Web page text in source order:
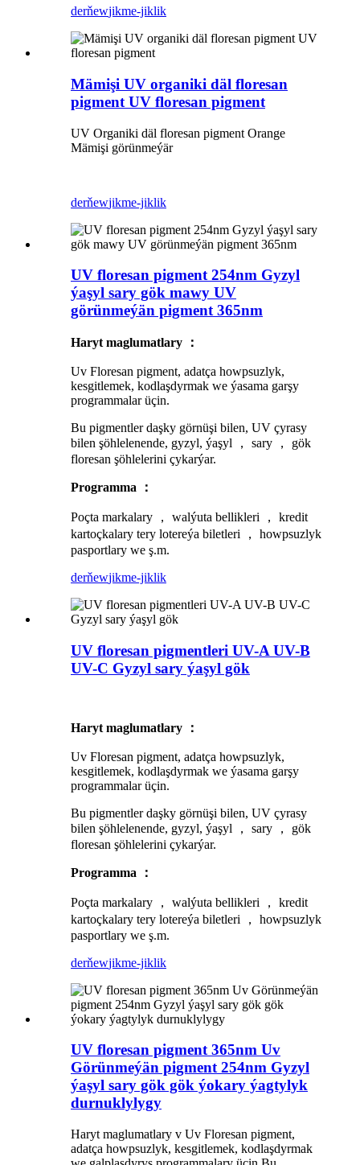
derňewjikme-jiklik
Mämişi UV organiki däl floresan
pigment UV floresan pigment
UV Organiki däl floresan pigment Orange
Mämişi görünmeýär
derňewjikme-jiklik
UV floresan pigment 254nm Gyzyl
ýaşyl sary gök mawy UV
görünmeýän pigment 365nm
Haryt maglumatlary ：
Uv Floresan pigment, adatça howpsuzlyk,
kesgitlemek, kodlaşdyrmak we ýasama garşy
programmalar üçin.
Bu pigmentler daşky görnüşi bilen, UV çyrasy
bilen şöhlelenende, gyzyl, ýaşyl ， sary ， gök
floresan şöhlelerini çykarýar.
Programma ：
Poçta markalary ， walýuta bellikleri ， kredit
kartoçkalary tery lotereýa biletleri ， howpsuzlyk
pasportlary we ş.m.
derňewjikme-jiklik
UV floresan pigmentleri UV-A UV-B
UV-C Gyzyl sary ýaşyl gök
Haryt maglumatlary ：
Uv Floresan pigment, adatça howpsuzlyk,
kesgitlemek, kodlaşdyrmak we ýasama garşy
programmalar üçin.
Bu pigmentler daşky görnüşi bilen, UV çyrasy
bilen şöhlelenende, gyzyl, ýaşyl ， sary ， gök
floresan şöhlelerini çykarýar.
Programma ：
Poçta markalary ， walýuta bellikleri ， kredit
kartoçkalary tery lotereýa biletleri ， howpsuzlyk
pasportlary we ş.m.
derňewjikme-jiklik
UV floresan pigment 365nm Uv
Görünmeýän pigment 254nm Gyzyl
ýaşyl sary gök gök ýokary ýagtylyk
durnuklylygy
Haryt maglumatlary v Uv Floresan pigment,
adatça howpsuzlyk, kesgitlemek, kodlaşdyrmak